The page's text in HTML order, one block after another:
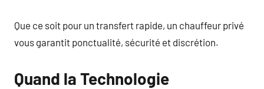
Que ce soit pour un transfert rapide, un chauffeur privé
vous garantit ponctualité, sécurité et discrétion.
Quand la Technologie